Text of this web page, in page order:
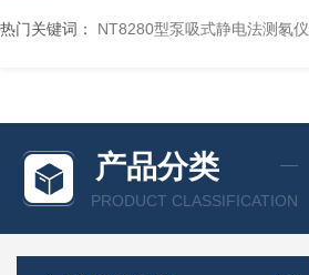
热门关键词： NT8280型泵吸式静电法测氡仪
产品分类
PRODUCT CLASSIFICATION